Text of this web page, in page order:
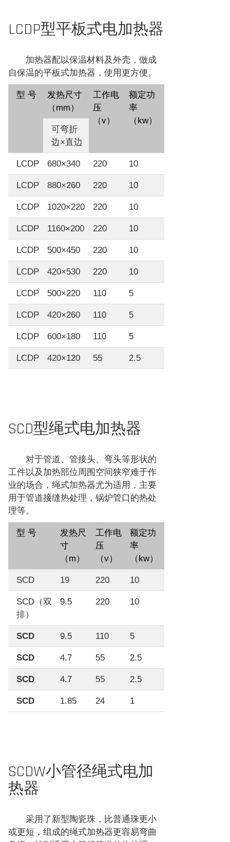
LCDP型平板式电加热器
加热器配以保温材料及外壳，做成
自保温的平板式加热器，使用更方便。
型 号
发热尺寸
（mm）
工作电
压
（v）
额定功
率
（kw）
可弯折
边×直边
LCDP 680×340 220 10
LCDP 880×260 220 10
LCDP 1020×220 220 10
LCDP 1160×200 220 10
LCDP 500×450 220 10
LCDP 420×530 220 10
LCDP 500×220 110 5
LCDP 420×260 110 5
LCDP 600×180 110 5
LCDP 420×120 55 2.5
SCD型绳式电加热器
对于管道、管接头、弯头等形状的
工件以及加热部位周围空间狭窄难于作
业的场合，绳式加热器尤为适用，主要
用于管道接缝热处理，锅炉管口的热处
理等。
型 号
发热尺
寸
（m）
工作电
压
（v）
额定功
率
（kw）
SCD 19 220 10
SCD（双
排）
9.5 220 10
SCD 9.5 110 5
SCD 4.7 55 2.5
SCD 4.7 55 2.5
SCD 1.85 24 1
SCDW小管径绳式电加
热器
采用了新型陶瓷珠，比普通珠更小
或更短，组成的绳式加热器更容易弯曲